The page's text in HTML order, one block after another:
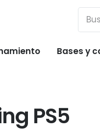
Bases y
PS5